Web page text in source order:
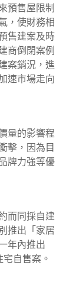
預售屋限制
，使財務相
售建案及時
商倒閉案例
案銷況，進
速市場走向
量的影響程
擊，因為目
牌力強等優
而同採自建
推出「家居
年內推出
自售案。